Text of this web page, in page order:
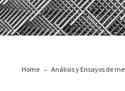
Home Análisis y Ensayos de